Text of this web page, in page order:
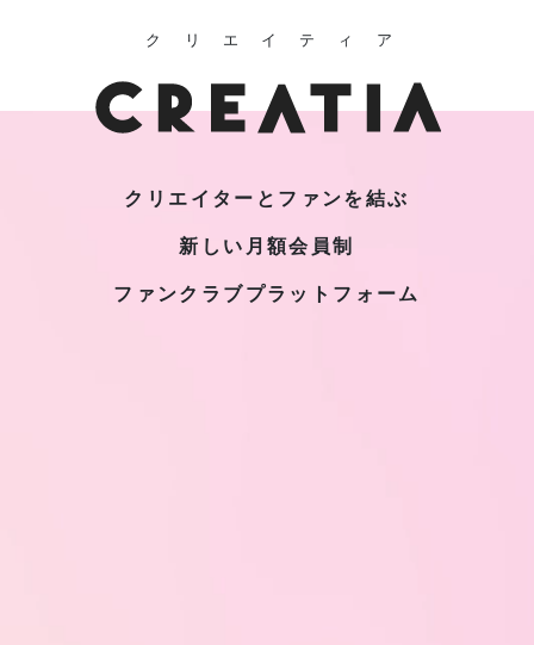
クリエイティア
クリエイターとファンを結ぶ
新しい月額会員制
ファンクラブプラットフォーム